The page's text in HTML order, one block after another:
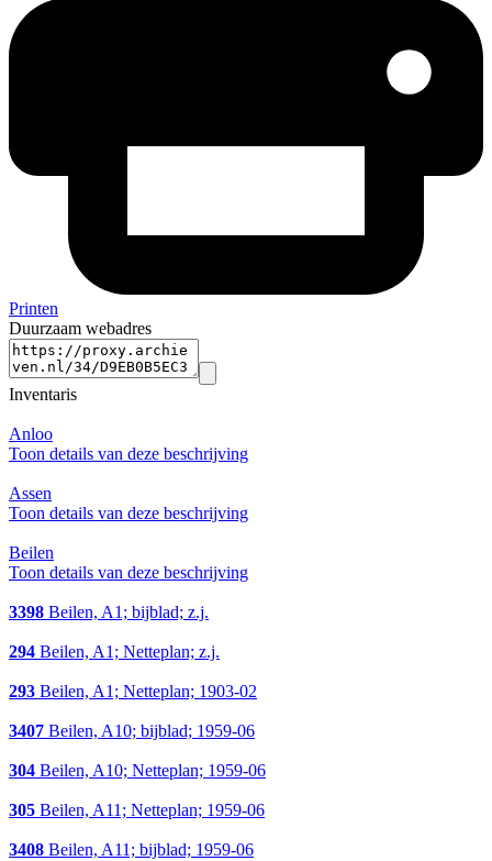
Printen
Duurzaam webadres
Inventaris
Anloo
Toon details van deze beschrijving
Assen
Toon details van deze beschrijving
Beilen
Toon details van deze beschrijving
3398 Beilen, A1; bijblad; z.j.
294 Beilen, A1; Netteplan; z.j.
293 Beilen, A1; Netteplan; 1903-02
3407 Beilen, A10; bijblad; 1959-06
304 Beilen, A10; Netteplan; 1959-06
305 Beilen, A11; Netteplan; 1959-06
3408 Beilen, A11; bijblad; 1959-06